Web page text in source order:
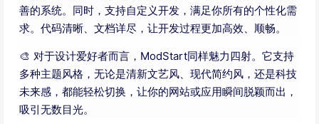
善的系统。同时，支持自定义开发，满足你所有的个性化需
求。代码清晰、文档详尽，让开发过程更加高效、顺畅。
🎨 对于设计爱好者而言，ModStart同样魅力四射。它支持
多种主题风格，无论是清新文艺风、现代简约风，还是科技
未来感，都能轻松切换，让你的网站或应用瞬间脱颖而出，
吸引无数目光。